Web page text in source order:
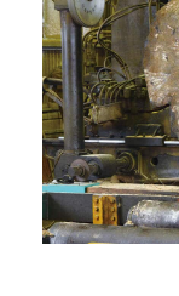
商品情報
直営店
イベント